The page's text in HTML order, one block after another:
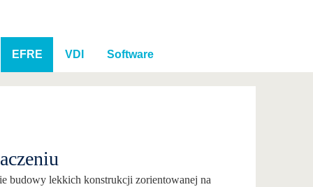
Innovative Transferprojekte
Sport & Gesundheit
BTU & Region erleben
EFRE VDI Software
budowy lekkich konstrukcji zorientowanej na